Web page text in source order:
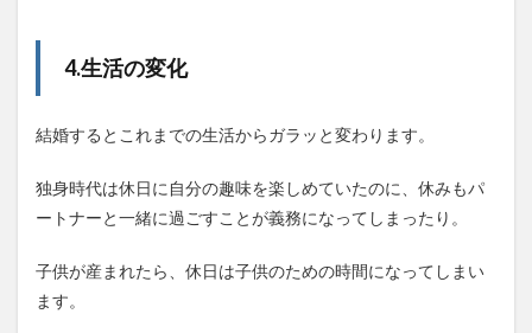
4.生活の変化
結婚するとこれまでの生活からガラッと変わります。
独身時代は休日に自分の趣味を楽しめていたのに、休みもパ
ートナーと一緒に過ごすことが義務になってしまったり。
子供が産まれたら、休日は子供のための時間になってしまい
ます。